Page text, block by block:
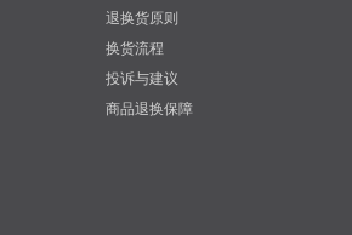
退换货原则
换货流程
投诉与建议
商品退换保障